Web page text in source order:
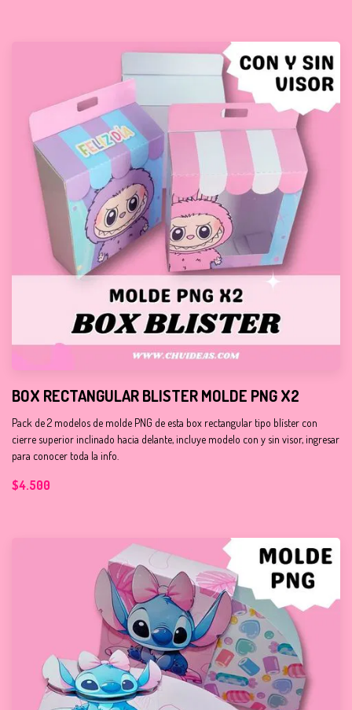
BOX RECTANGULAR BLISTER MOLDE PNG X2
Pack de 2 modelos de molde PNG de esta box rectangular tipo blíster con
cierre superior inclinado hacia delante, incluye modelo con y sin visor, ingresar
para conocer toda la info.
$4.500